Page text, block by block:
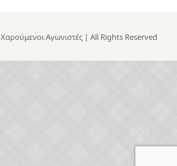
Χαρούμενοι Αγωνιστές | All Rights Reserved